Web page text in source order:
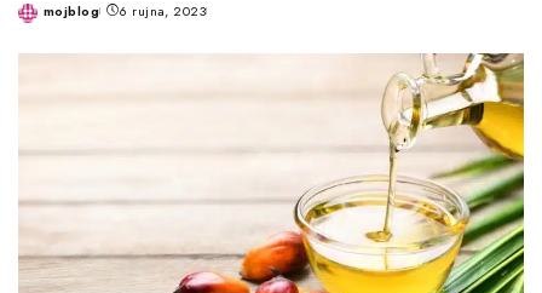
Postedmojblog 6 rujna, 2023